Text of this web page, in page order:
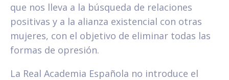
que nos lleva a la búsqueda de relaciones
positivas y a la alianza existencial con otras
mujeres, con el objetivo de eliminar todas las
formas de opresión.
La Real Academia Española no introduce el